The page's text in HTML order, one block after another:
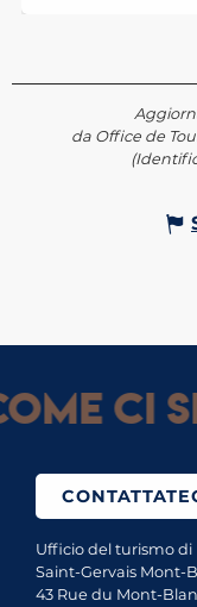
da Office de
ci
Ufficio del turismo di
Saint-Gervais Mont-
43 Rue du Mont-